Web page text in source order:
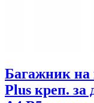
Багажник
Plus креп.